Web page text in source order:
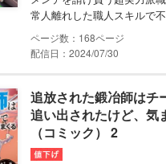
常人離れした職人スキルで
168
配信日：2024/07/30
追放された鍛冶師はチ
追い出されたけど、気
（コミック） 2